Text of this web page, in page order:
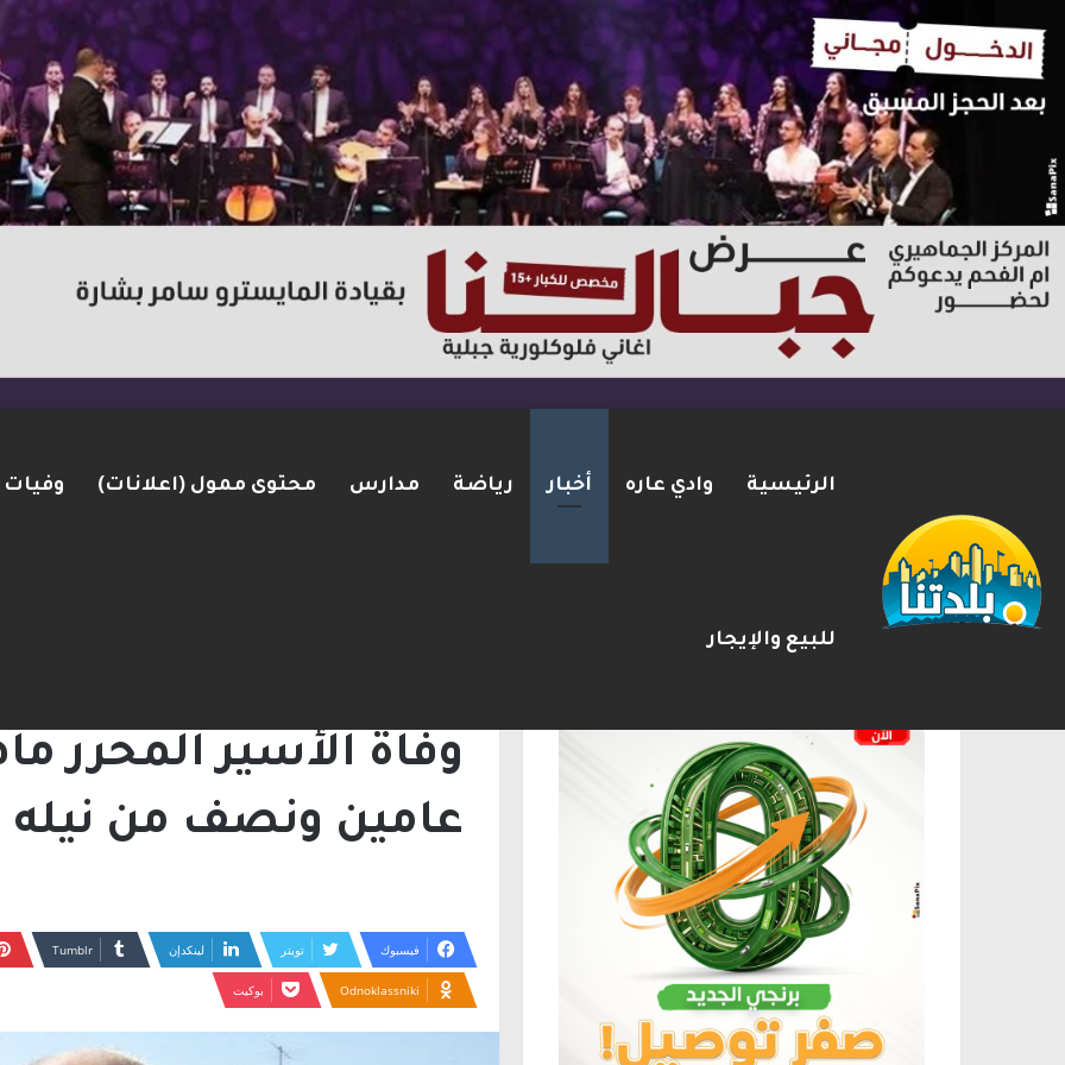
الرئيسية وادي عاره أخبار رياضة مدارس محتوى ممول (اعلانات) وفيات
للبيع والإيجار
ترامب: أشارك شخصيًا في مفاوضات مضيق هرمز.. والاتفاق قد يُنجز قريبًا
وفاة الأسير المحرر
عامين ونصف من نيله
فيسبوك تويتر لينكدإن
Odnoklassniki بوكيت
الإعلانات